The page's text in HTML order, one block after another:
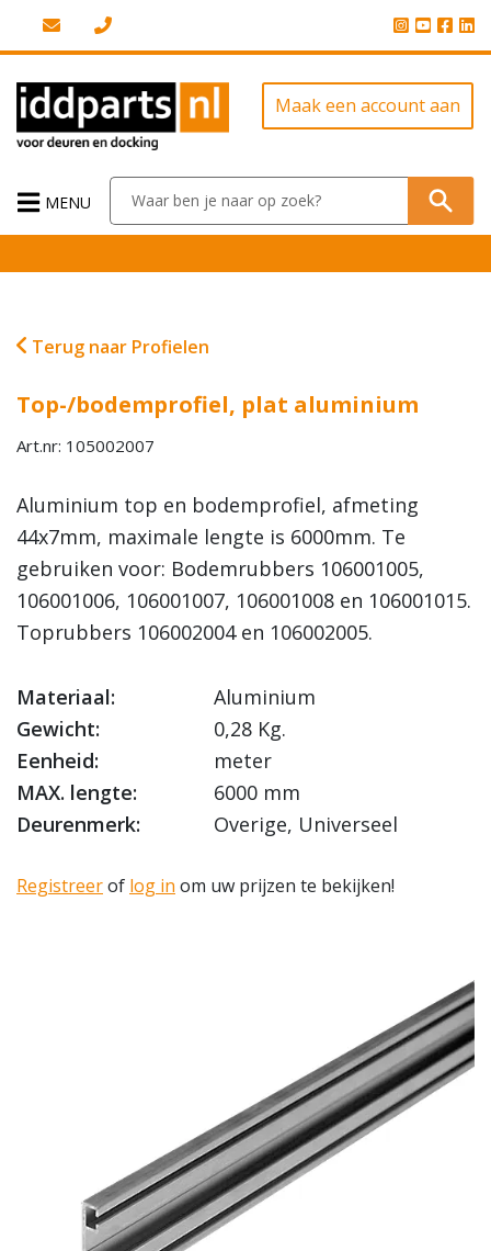
Maak een account aan
MENU
Terug naar Profielen
Top-/bodemprofiel, plat aluminium
Art.nr: 105002007
Aluminium top en bodemprofiel, afmeting
44x7mm, maximale lengte is 6000mm. Te
gebruiken voor: Bodemrubbers 106001005,
106001006, 106001007, 106001008 en 106001015.
Toprubbers 106002004 en 106002005.
Materiaal:
Aluminium
Gewicht:
0,28 Kg.
Eenheid:
meter
MAX. lengte:
6000 mm
Deurenmerk:
Overige, Universeel
Registreerof log in om uw prijzen te bekijken!